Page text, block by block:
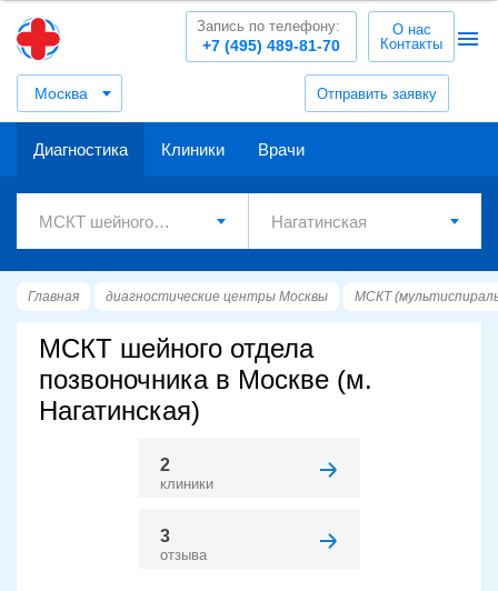
Москва Отправить заявку
+7 (495) 489-81-70
Запись по телефону:
О нас
Контакты
Диагностика Клиники Врачи
Главная диагностические центры Москвы МСКТ
МСКТ шейного отдела
позвоночника в Москве (м.
Нагатинская)
2
клиники
3
отзыва